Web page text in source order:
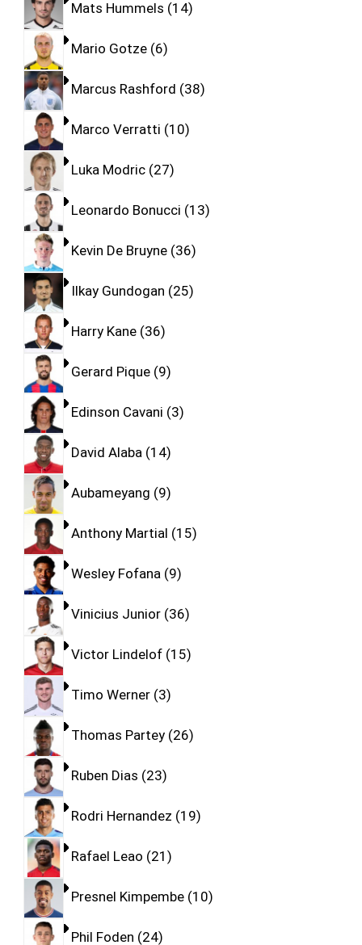
Mats Hummels 14
Mario Gotze 6
Marcus Rashford 38
Marco Verratti 10
Luka Modric 27
Leonardo Bonucci 13
Kevin De Bruyne 36
Ilkay Gundogan 25
Harry Kane 36
Gerard Pique 9
Edinson Cavani 3
David Alaba 14
Aubameyang 9
Anthony Martial 15
Wesley Fofana 9
Vinicius Junior 36
Victor Lindelof 15
Timo Werner 3
Thomas Partey 26
Ruben Dias 23
Rodri Hernandez 19
Rafael Leao 21
Presnel Kimpembe 10
Phil Foden 24